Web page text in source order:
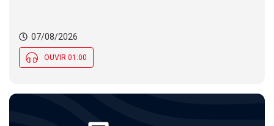
07/08/2026
OUVIR 01:00